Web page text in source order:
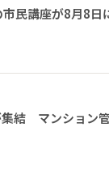
民講座が8月8日
結 マンション